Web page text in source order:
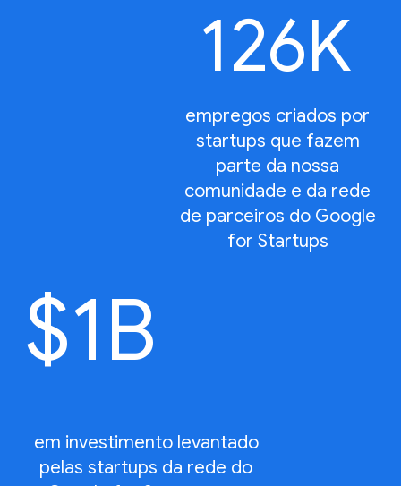
$1B
em investimento levantado
pelas startups da rede do
126K
empregos criados por
startups que fazem
parte da nossa
comunidade e da rede
de parceiros do Google
for Startups